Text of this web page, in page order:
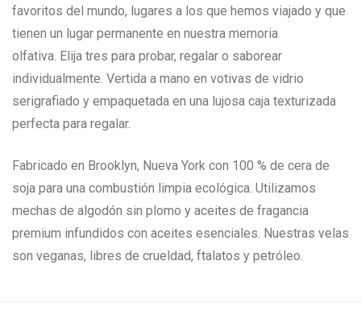
favoritos del mundo, lugares a los que hemos viajado y que
tienen un lugar permanente en nuestra memoria
olfativa. Elija tres para probar, regalar o saborear
individualmente. Vertida a mano en votivas de vidrio
serigrafiado y empaquetada en una lujosa caja texturizada
perfecta para regalar.
Fabricado en Brooklyn, Nueva York con 100 % de cera de
soja para una combustión limpia ecológica. Utilizamos
mechas de algodón sin plomo y aceites de fragancia
premium infundidos con aceites esenciales. Nuestras velas
son veganas, libres de crueldad, ftalatos y petróleo.